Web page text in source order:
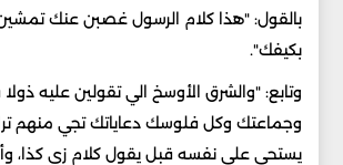
بالقول: "هذا كلام الرسول غصبن عنك
بكيفك".
وتابع: "والشرق الأوسخ الي تقولين عليه
وجماعتك وكل فلوسك دعاياتك تجي منهم ترا
يستحي على نفسه قبل يقول كلام زي كذا،